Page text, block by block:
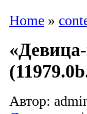
Home »
Автор: